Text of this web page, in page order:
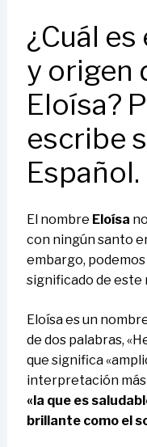
¿Cuál
y origen
Eloísa?
escribe
Español.
El nombre Eloísa
con ningún santo
embargo,
significado de este
Eloísa es un
de dos palabras,
que significa
interpretación más
«la que es
brillante como el